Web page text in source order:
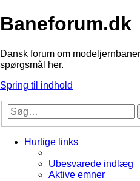
Baneforum.dk
Dansk forum om
spørgsmål her.
Spring til indhold
Hurtige links
Ubesvarede indlæg
Aktive emner